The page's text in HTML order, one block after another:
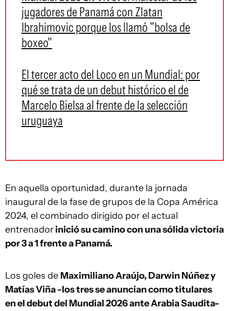
jugadores de Panamá con Zlatan
Ibrahimovic porque los llamó "bolsa de
boxeo"
El tercer acto del Loco en un Mundial: por
qué se trata de un debut histórico el de
Marcelo Bielsa al frente de la selección
uruguaya
En aquella oportunidad, durante la jornada
inaugural de la fase de grupos de la Copa América
2024, el combinado dirigido por el actual
entrenadorinició su camino con una sólida victoria
por 3 a 1 frente a Panamá.
Los goles de Maximiliano Araújo, Darwin Núñez y
Matías Viña -los tres se anuncian como titulares
en el debut del Mundial 2026 ante Arabia Saudita-